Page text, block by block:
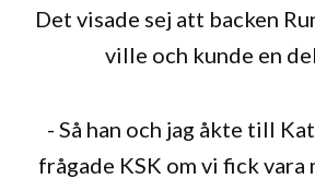
Det visade sej att backen
ville och kunde en
- Så han och jag åkte till
frågade KSK om vi fick vara